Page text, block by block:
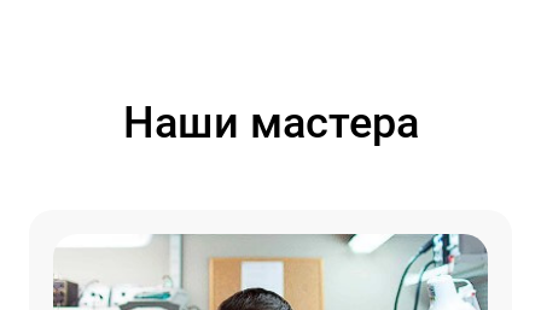
Наши мастера